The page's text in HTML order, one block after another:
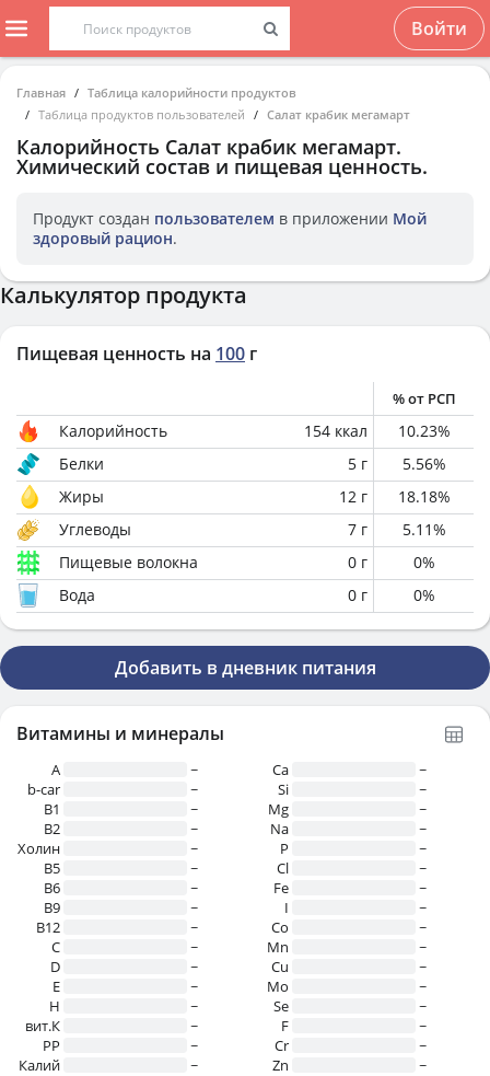
Войти
Главная
Таблица калорийности продуктов
Таблица продуктов пользователей
Салат крабик мегамарт
Калорийность Салат крабик мегамарт.
Химический состав и пищевая ценность.
Продукт создан пользователем в приложении Мой
здоровый рацион.
Калькулятор продукта
Пищевая ценность на 100 г
% от РСП
Калорийность 154 ккал 10.23%
Белки
5 г 5.56%
Жиры
12 г 18.18%
Углеводы
7 г 5.11%
Пищевые волокна
0 г 0%
Вода
0 г 0%
Добавить в дневник питания
Витамины и минералы
A
~
b-car
~
В1
~
B2
~
Холин
~
B5
~
B6
~
B9
~
B12
~
C
~
D
~
E
~
H
~
вит.К
~
PP
~
Калий
~
Ca
~
Si
~
Mg
~
Na
~
P
~
Cl
~
Fe
~
I
~
Co
~
Mn
~
Cu
~
Mo
~
Se
~
F
~
Cr
~
Zn
~